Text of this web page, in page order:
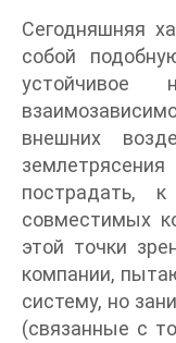
Сегодняшняя
собой
внешних
пострадать,
совместимых
этой точки
компании,
систему, но
(связанные с